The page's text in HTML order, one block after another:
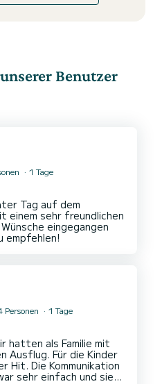
Benutzer
1 Tage
Tag auf dem
einem sehr freundlichen
eingegangen
Personen 1 Tage
hatten als Familie mit
Ausflug. Für die Kinder
Hit. Die Kommunikation
sehr einfach und sie